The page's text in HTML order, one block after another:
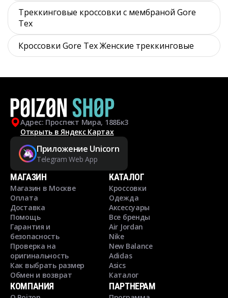
Треккинговые кроссовки с мембраной Gore
Tex
Кроссовки Gore Tex Женские треккинговые
Адрес: Проспект Мира, 188Бк3
Открыть в Яндекс Картах
Приложение Unicorn
Telegram Web App
МАГАЗИН
Магазин в Москве
Оплата
Доставка
Помощь
Гарантия и
безопасность
Проверка на
оригинальность
Как выбрать размер
Обмен и возврат
КАТАЛОГ
Кроссовки
Одежда
Аксессуары
Все бренды
Air Jordan
Nike
New Balance
Adidas
Asics
Каталог
КОМПАНИЯ ПАРТНЕРАМ